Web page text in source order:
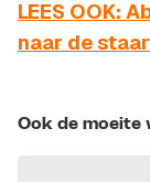
LEES OOK:
naar de
Ook de moeite